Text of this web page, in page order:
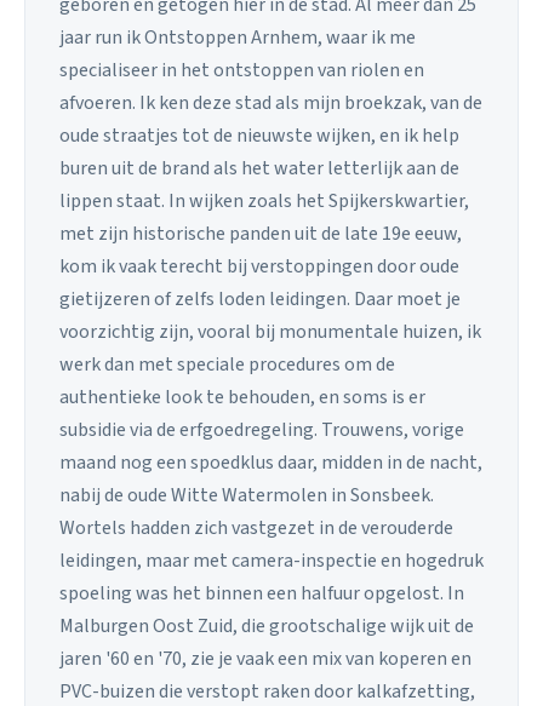
jaar run ik Ontstoppen Arnhem, waar ik me
specialiseer in het ontstoppen van riolen en
afvoeren. Ik ken deze stad als mijn broekzak, van de
oude straatjes tot de nieuwste wijken, en ik help
buren uit de brand als het water letterlijk aan de
lippen staat. In wijken zoals het Spijkerskwartier,
met zijn historische panden uit de late 19e eeuw,
kom ik vaak terecht bij verstoppingen door oude
gietijzeren of zelfs loden leidingen. Daar moet je
voorzichtig zijn, vooral bij monumentale huizen, ik
werk dan met speciale procedures om de
authentieke look te behouden, en soms is er
subsidie via de erfgoedregeling. Trouwens, vorige
maand nog een spoedklus daar, midden in de nacht,
nabij de oude Witte Watermolen in Sonsbeek.
Wortels hadden zich vastgezet in de verouderde
leidingen, maar met camera-inspectie en hogedruk
spoeling was het binnen een halfuur opgelost. In
Malburgen Oost Zuid, die grootschalige wijk uit de
jaren '60 en '70, zie je vaak een mix van koperen en
PVC-buizen die verstopt raken door kalkafzetting,